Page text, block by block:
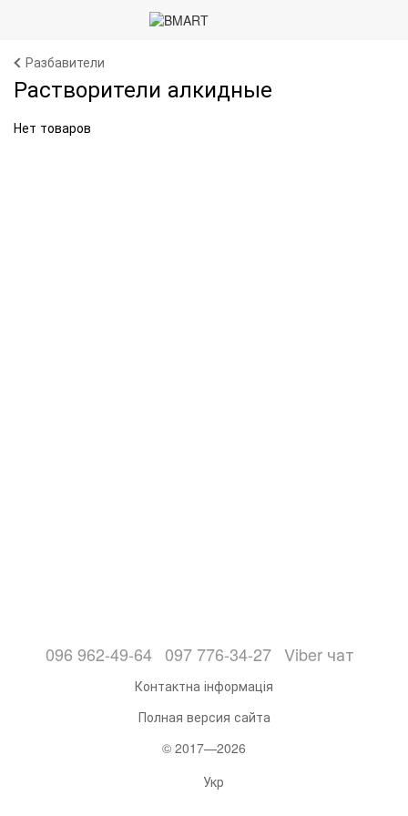
Разбавители
Растворители алкидные
Нет товаров
096 962-49-64 097 776-34-27 Viber чат
Контактна інформація
Полная версия сайта
© 2017—2026
Укр